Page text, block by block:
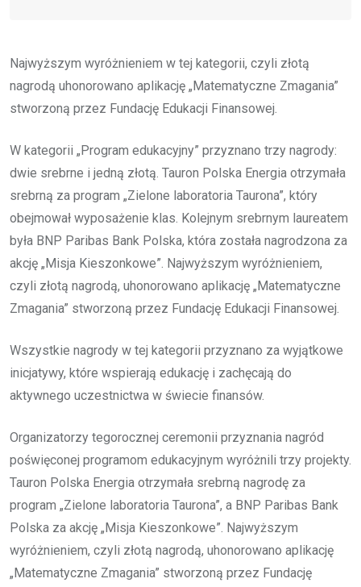
Najwyższym wyróżnieniem w tej kategorii, czyli złotą
nagrodą uhonorowano aplikację „Matematyczne Zmagania”
stworzoną przez Fundację Edukacji Finansowej.
W kategorii „Program edukacyjny” przyznano trzy nagrody:
dwie srebrne i jedną złotą. Tauron Polska Energia otrzymała
srebrną za program „Zielone laboratoria Taurona”, który
obejmował wyposażenie klas. Kolejnym srebrnym laureatem
była BNP Paribas Bank Polska, która została nagrodzona za
akcję „Misja Kieszonkowe”. Najwyższym wyróżnieniem,
czyli złotą nagrodą, uhonorowano aplikację „Matematyczne
Zmagania” stworzoną przez Fundację Edukacji Finansowej.
Wszystkie nagrody w tej kategorii przyznano za wyjątkowe
inicjatywy, które wspierają edukację i zachęcają do
aktywnego uczestnictwa w świecie finansów.
Organizatorzy tegorocznej ceremonii przyznania nagród
poświęconej programom edukacyjnym wyróżnili trzy projekty.
Tauron Polska Energia otrzymała srebrną nagrodę za
program „Zielone laboratoria Taurona”, a BNP Paribas Bank
Polska za akcję „Misja Kieszonkowe”. Najwyższym
wyróżnieniem, czyli złotą nagrodą, uhonorowano aplikację
„Matematyczne Zmagania” stworzoną przez Fundację